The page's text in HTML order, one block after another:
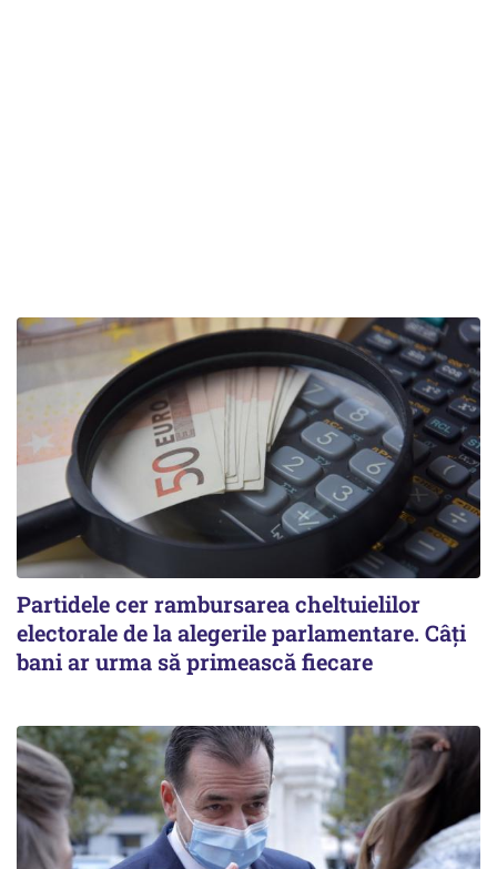
Partidele cer rambursarea cheltuielilor
electorale de la alegerile parlamentare. Câți
bani ar urma să primească fiecare